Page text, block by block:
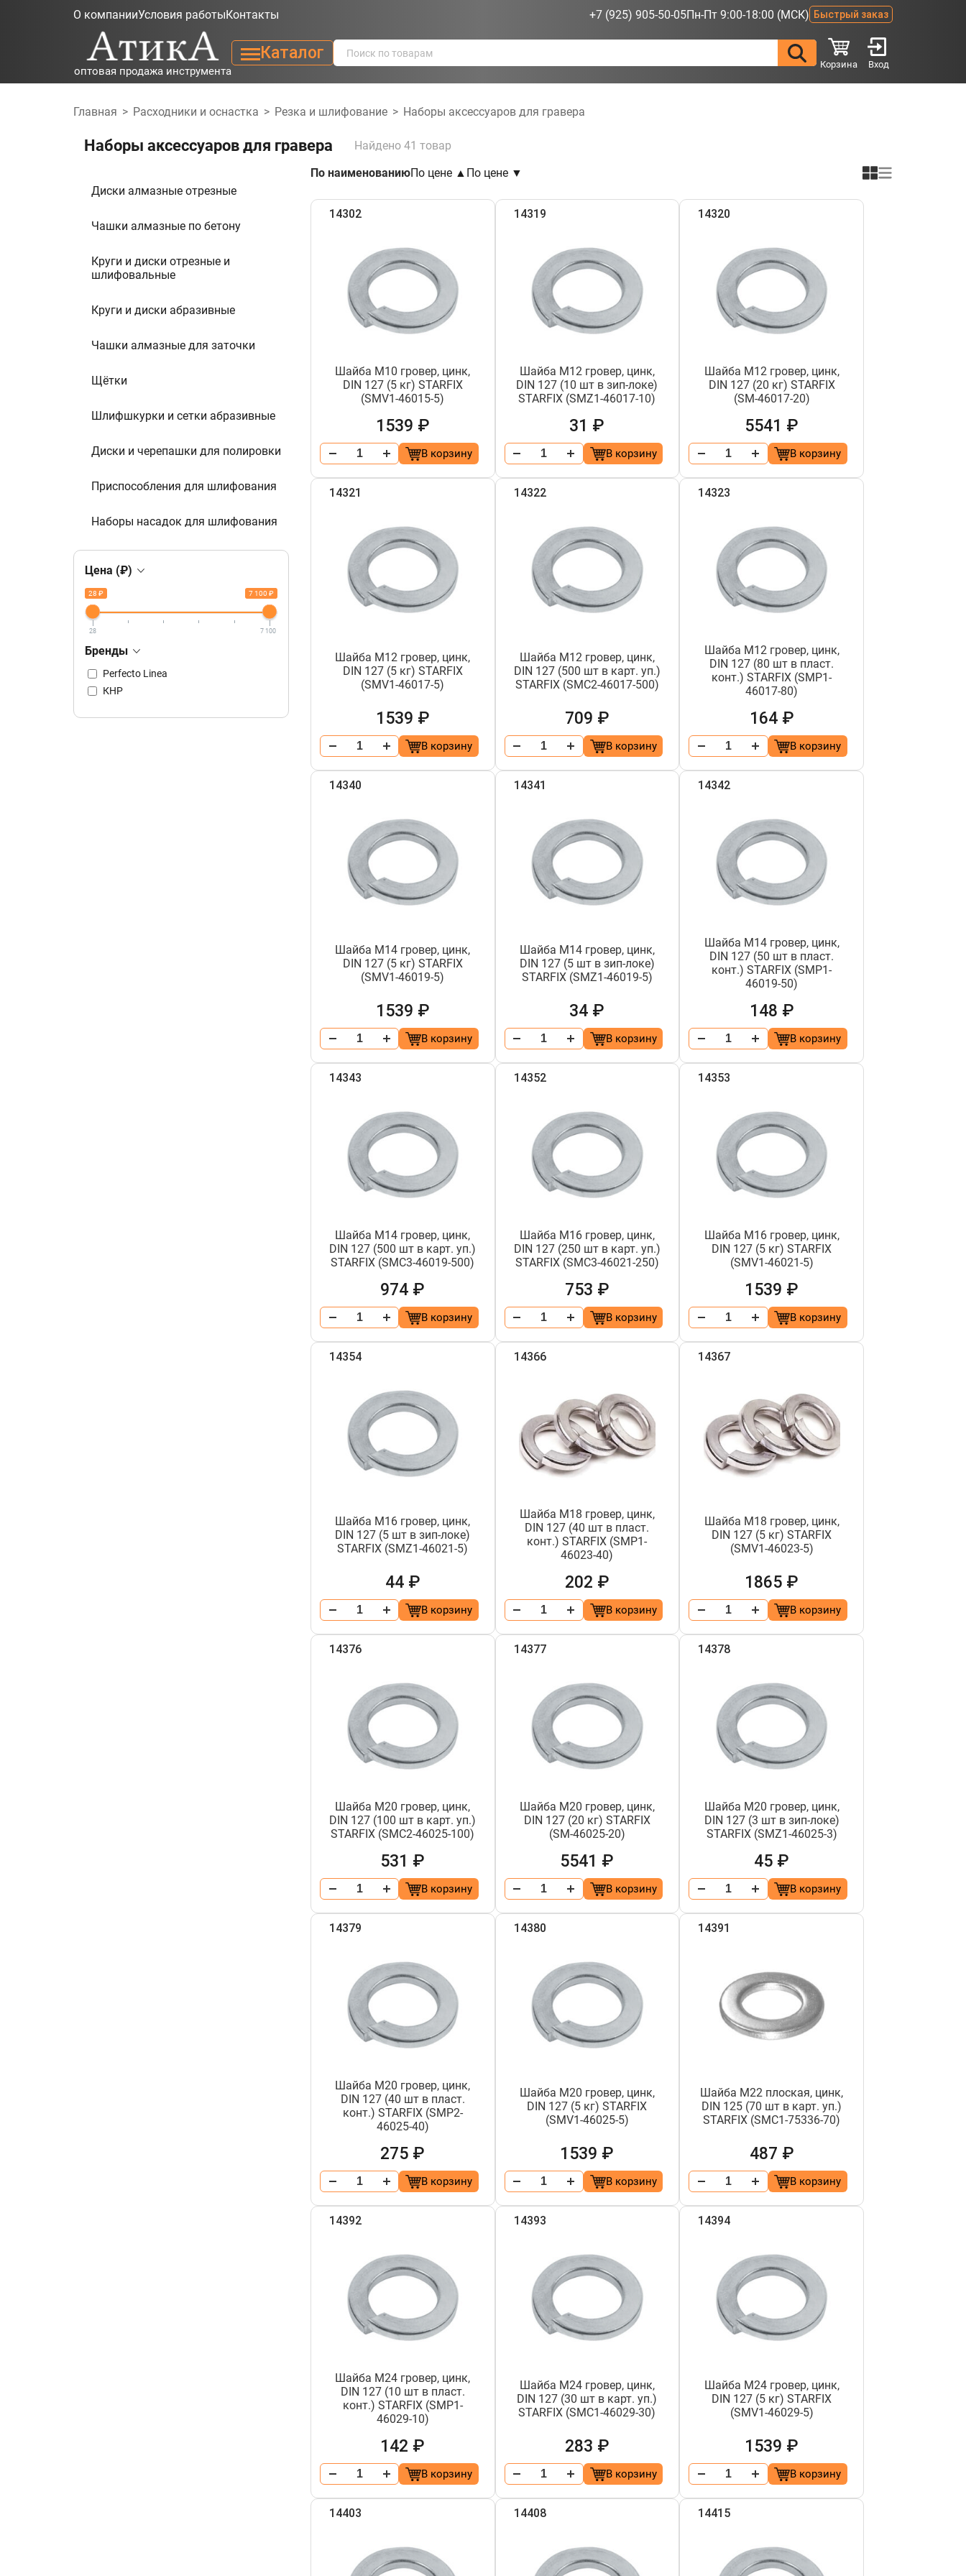
О компанииУсловия работыКонтакты +7 (925) 905-50-05Пн-Пт 9:00-18:00 (МСК) Быстрый заказ
оптовая продажа инструмента
Каталог
Корзина Вход
Главная > Расходники и оснастка > Резка и шлифование > Наборы аксессуаров для гравера
Наборы аксессуаров для гравера Найдено 41 товар
Диски алмазные отрезные
Чашки алмазные по бетону
Круги и диски отрезные и
шлифовальные
Круги и диски абразивные
Чашки алмазные для заточки
Щётки
Шлифшкурки и сетки абразивные
Диски и черепашки для полировки
Приспособления для шлифования
Наборы насадок для шлифования
Цена (₽)
28 ₽ 7 100 ₽
28 7 100
Бренды
Perfecto Linea
КНР
По наименованиюПо цене ▲ По цене ▼
14302
Шайба М10 гровер, цинк,
DIN 127 (5 кг) STARFIX
(SMV1-46015-5)
1539 ₽
В корзину
14319
Шайба М12 гровер, цинк,
DIN 127 (10 шт в зип-локе)
STARFIX (SMZ1-46017-10)
31 ₽
В корзину
14320
Шайба М12 гровер, цинк,
DIN 127 (20 кг) STARFIX
(SM-46017-20)
5541 ₽
В корзину
14321
Шайба М12 гровер, цинк,
DIN 127 (5 кг) STARFIX
(SMV1-46017-5)
1539 ₽
В корзину
14322
Шайба М12 гровер, цинк,
DIN 127 (500 шт в карт. уп.)
STARFIX (SMC2-46017-500)
709 ₽
В корзину
14323
Шайба М12 гровер, цинк,
DIN 127 (80 шт в пласт.
конт.) STARFIX (SMP1-
46017-80)
164 ₽
В корзину
14340
Шайба М14 гровер, цинк,
DIN 127 (5 кг) STARFIX
(SMV1-46019-5)
1539 ₽
В корзину
14341
Шайба М14 гровер, цинк,
DIN 127 (5 шт в зип-локе)
STARFIX (SMZ1-46019-5)
34 ₽
В корзину
14342
Шайба М14 гровер, цинк,
DIN 127 (50 шт в пласт.
конт.) STARFIX (SMP1-
46019-50)
148 ₽
В корзину
14343
Шайба М14 гровер, цинк,
DIN 127 (500 шт в карт. уп.)
STARFIX (SMC3-46019-500)
974 ₽
В корзину
14352
Шайба М16 гровер, цинк,
DIN 127 (250 шт в карт. уп.)
STARFIX (SMC3-46021-250)
753 ₽
В корзину
14353
Шайба М16 гровер, цинк,
DIN 127 (5 кг) STARFIX
(SMV1-46021-5)
1539 ₽
В корзину
14354
Шайба М16 гровер, цинк,
DIN 127 (5 шт в зип-локе)
STARFIX (SMZ1-46021-5)
44 ₽
В корзину
14366
Шайба М18 гровер, цинк,
DIN 127 (40 шт в пласт.
конт.) STARFIX (SMP1-
46023-40)
202 ₽
В корзину
14367
Шайба М18 гровер, цинк,
DIN 127 (5 кг) STARFIX
(SMV1-46023-5)
1865 ₽
В корзину
14376
Шайба М20 гровер, цинк,
DIN 127 (100 шт в карт. уп.)
STARFIX (SMC2-46025-100)
531 ₽
В корзину
14377
Шайба М20 гровер, цинк,
DIN 127 (20 кг) STARFIX
(SM-46025-20)
5541 ₽
В корзину
14378
Шайба М20 гровер, цинк,
DIN 127 (3 шт в зип-локе)
STARFIX (SMZ1-46025-3)
45 ₽
В корзину
14379
Шайба М20 гровер, цинк,
DIN 127 (40 шт в пласт.
конт.) STARFIX (SMP2-
46025-40)
275 ₽
В корзину
14380
Шайба М20 гровер, цинк,
DIN 127 (5 кг) STARFIX
(SMV1-46025-5)
1539 ₽
В корзину
14391
Шайба М22 плоская, цинк,
DIN 125 (70 шт в карт. уп.)
STARFIX (SMC1-75336-70)
487 ₽
В корзину
14392
Шайба М24 гровер, цинк,
DIN 127 (10 шт в пласт.
конт.) STARFIX (SMP1-
46029-10)
142 ₽
В корзину
14393
Шайба М24 гровер, цинк,
DIN 127 (30 шт в карт. уп.)
STARFIX (SMC1-46029-30)
283 ₽
В корзину
14394
Шайба М24 гровер, цинк,
DIN 127 (5 кг) STARFIX
(SMV1-46029-5)
1539 ₽
В корзину
14403 14408 14415